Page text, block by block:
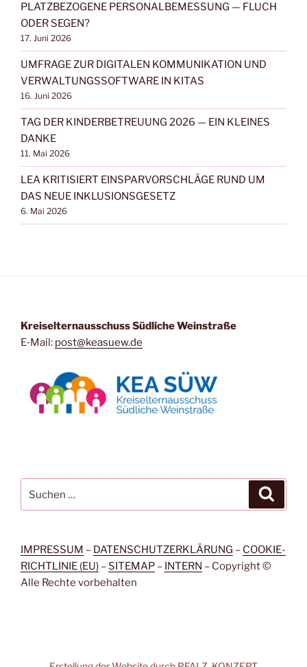
PLATZBEZOGENE PERSONALBEMESSUNG — FLUCH
ODER SEGEN?
17. Juni 2026
UMFRAGE ZUR DIGITALEN KOMMUNIKATION UND
VERWALTUNGSSOFTWARE IN KITAS
16. Juni 2026
TAG DER KINDERBETREUUNG 2026 — EIN KLEINES
DANKE
11. Mai 2026
LEA KRITISIERT EINSPARVORSCHLÄGE RUND UM
DAS NEUE INKLUSIONSGESETZ
6. Mai 2026
Kreis­eltern­aus­schuss Süd­li­che Weinstraße
E‑Mail: post@keasuew.de
nach:
IMPRESSUM – DATENSCHUTZERKLÄRUNG – COOKIE-
RICHTLINIE (EU) – SITEMAP – INTERN – Copy­right ©
Alle Rech­te vorbehalten